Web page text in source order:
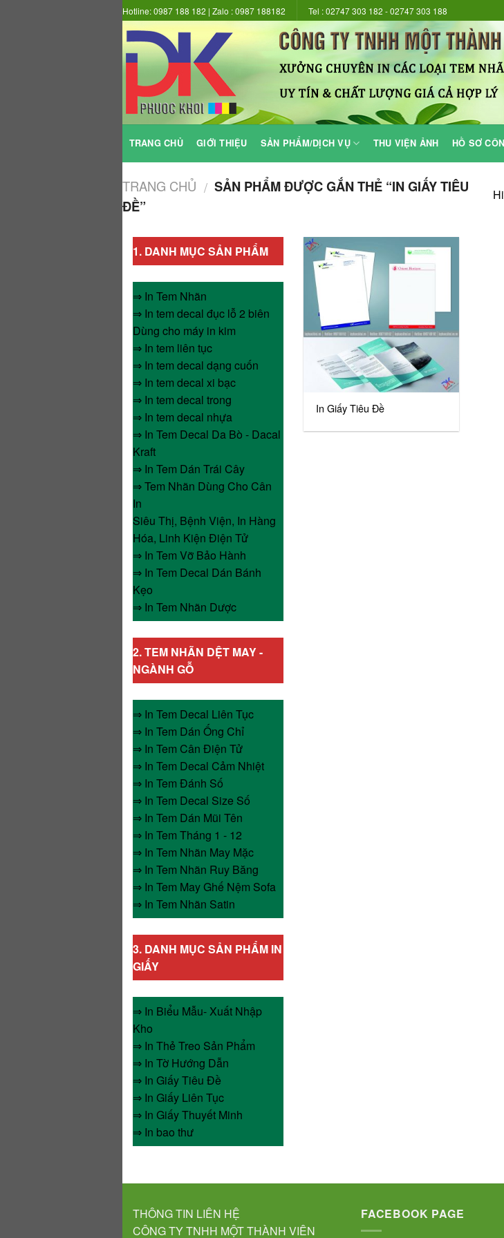
Skip
to
content
Hotline: 0987 188 182 | Zalo : 0987 188182 Tel : 02747 303 182 - 02747 303 188
TRANG CHỦ GIỚI THIỆU SẢN PHẨM/DỊCH VỤ THU VIỆN ẢNH HỒ SƠ
TRANG CHỦ / SẢN PHẨM ĐƯỢC GẮN THẺ “IN GIẤY TIÊU
ĐỀ”
1. DANH MỤC SẢN PHẨM
⇒ In Tem Nhãn
⇒ In tem decal đục lỗ 2 biên
Dùng cho máy in kim
⇒ In tem liên tục
⇒ In tem decal dạng cuốn
⇒ In tem decal xi bạc
⇒ In tem decal trong
⇒ In tem decal nhựa
⇒ In Tem Decal Da Bò - Dacal
Kraft
⇒ In Tem Dán Trái Cây
⇒ Tem Nhãn Dùng Cho Cân
In
Siêu Thị, Bệnh Viện, In Hàng
Hóa, Linh Kiện Điện Tử
⇒ In Tem Vỡ Bảo Hành
⇒ In Tem Decal Dán Bánh
Kẹo
⇒ In Tem Nhãn Dược
2.TEM NHÃN DỆT MAY -
NGÀNH GỖ
⇒ In Tem Decal Liên Tục
⇒ In Tem Dán Ống Chỉ
⇒ In Tem Cân Điện Tử
⇒ In Tem Decal Cảm Nhiệt
⇒ In Tem Đánh Số
⇒ In Tem Decal Size Số
⇒ In Tem Dán Mũi Tên
⇒ In Tem Tháng 1 - 12
⇒ In Tem Nhãn May Mặc
⇒ In Tem Nhãn Ruy Băng
⇒ In Tem May Ghế Nệm Sofa
⇒ In Tem Nhãn Satin
3. DANH MỤC SẢN PHẨM IN
GIẤY
⇒ In Biểu Mẫu- Xuất Nhập
Kho
⇒ In Thẻ Treo Sản Phẩm
⇒ In Tờ Hướng Dẫn
⇒ In Giấy Tiêu Đề
⇒ In Giấy Liên Tục
⇒ In Giấy Thuyết Minh
⇒ In bao thư
In Giấy Tiêu Đề
THÔNG TIN LIÊN HỆ
CÔNG TY TNHH MỘT THÀNH VIÊN
FACEBOOK PAGE